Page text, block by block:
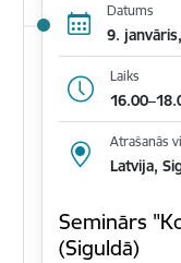
Datums
9.
Laiks
Atrašanās
Latvija,
Seminārs
(Siguldā)